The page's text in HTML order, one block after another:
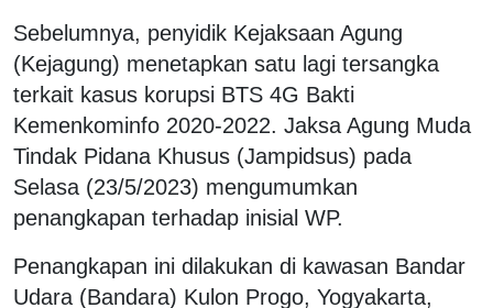
Sebelumnya, penyidik Kejaksaan Agung
(Kejagung) menetapkan satu lagi tersangka
terkait kasus korupsi BTS 4G Bakti
Kemenkominfo 2020-2022. Jaksa Agung Muda
Tindak Pidana Khusus (Jampidsus) pada
Selasa (23/5/2023) mengumumkan
penangkapan terhadap inisial WP.
Penangkapan ini dilakukan di kawasan Bandar
Udara (Bandara) Kulon Progo, Yogyakarta,